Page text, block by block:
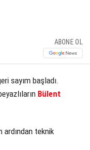
ABONE OL
sayım başladı.
Bülent
ardından teknik